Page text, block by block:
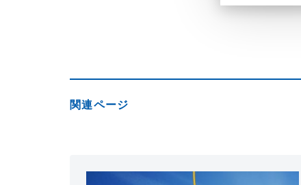
関連ページ